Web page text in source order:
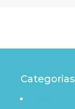
Categorias